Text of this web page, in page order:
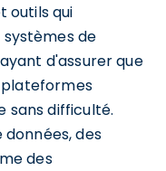
outils qui
de
d'assurer que
sans difficulté.
des
des